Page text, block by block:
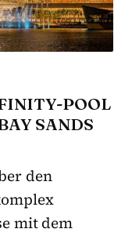
POOL
SANDS
den
mit dem